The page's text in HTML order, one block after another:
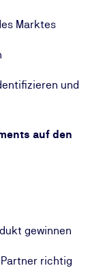
Marktes
und
auf den
gewinnen
richtig